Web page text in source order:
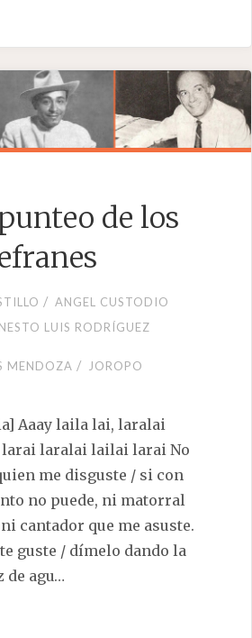
de los
/ ANGEL CUSTODIO
LUIS RODRÍGUEZ
MENDOZA / JOROPO
Aaay laila lai, laralai
laralai lailai larai No
me disguste / si con
no puede, ni matorral
cantador que me asuste.
guste / dímelo dando la
de agu…